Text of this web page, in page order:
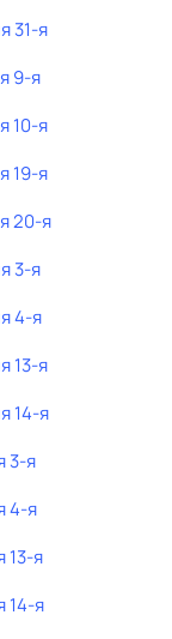
31-я
9-я
10-я
19-я
20-я
3-я
4-я
13-я
14-я
3-я
4-я
13-я
14-я